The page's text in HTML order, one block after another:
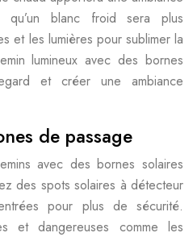
qu’un blanc froid sera plus
et les lumières pour sublimer la
lumineux avec des bornes
et créer une ambiance
de passage
avec des bornes solaires
des spots solaires à détecteur
pour plus de sécurité.
et dangereuses comme les